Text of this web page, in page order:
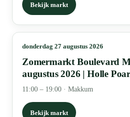
Bekijk markt
donderdag 27 augustus 2026
Zomermarkt Boulevard
augustus 2026 | Holle
11:00 – 19:00 · Makkum
Bekijk markt